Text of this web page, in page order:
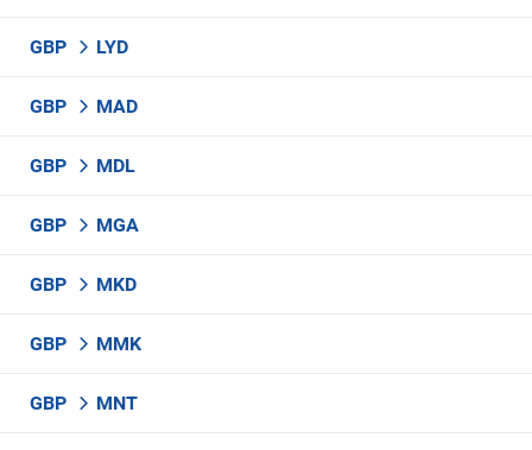
GBP LYD
GBP MAD
GBP MDL
GBP MGA
GBP MKD
GBP MMK
GBP MNT